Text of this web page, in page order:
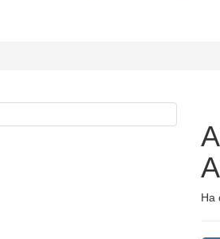
На